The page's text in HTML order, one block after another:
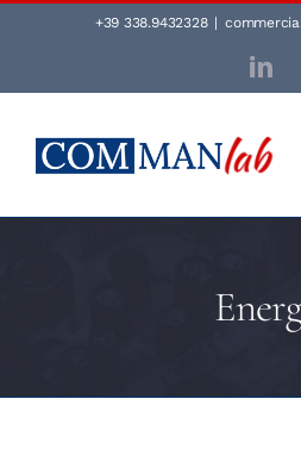
+39 338.9432328 |